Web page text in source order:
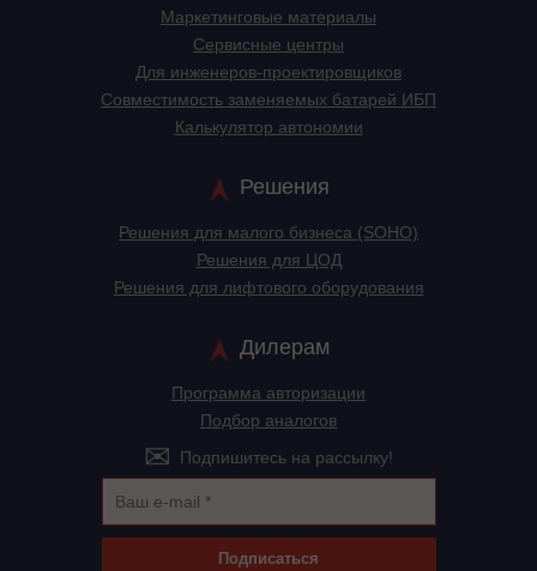
Маркетинговые материалы
Сервисные центры
Для инженеров-проектировщиков
Cовместимость заменяемых батарей ИБП
Калькулятор автономии
Решения
Решения для малого бизнеса (SOHO)
Решения для ЦОД
Решения для лифтового оборудования
Дилерам
Программа авторизации
Подбор аналогов
Подпишитесь на рассылку!
Подписаться